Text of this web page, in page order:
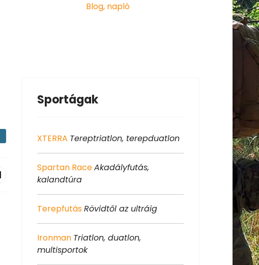
Blog, napló
Sportágak
XTERRA Tereptriatlon, terepduatlon
Spartan RaceAkadályfutás,
kalandtúra
TerepfutásRövidtől az ultráig
Ironman Triatlon, duatlon,
multisportok